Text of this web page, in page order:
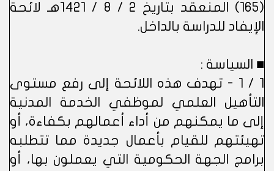
(165) المنعقد بتاريخ 2 / 8 / 1421هـ لائحة
الإيفاد للدراسة بالداخل.
■ السياسة :
1 / 1 - تهدف هذه اللائحة إلى رفع مستوى
التأهيل العلمي لموظفي الخدمة المدنية
إلى ما يمكنهم من أداء أعمالهم بكفاءة، أو
تهيئتهم للقيام بأعمال جديدة مما تتطلبه
برامج الجهة الحكومية التي يعملون بها، أو